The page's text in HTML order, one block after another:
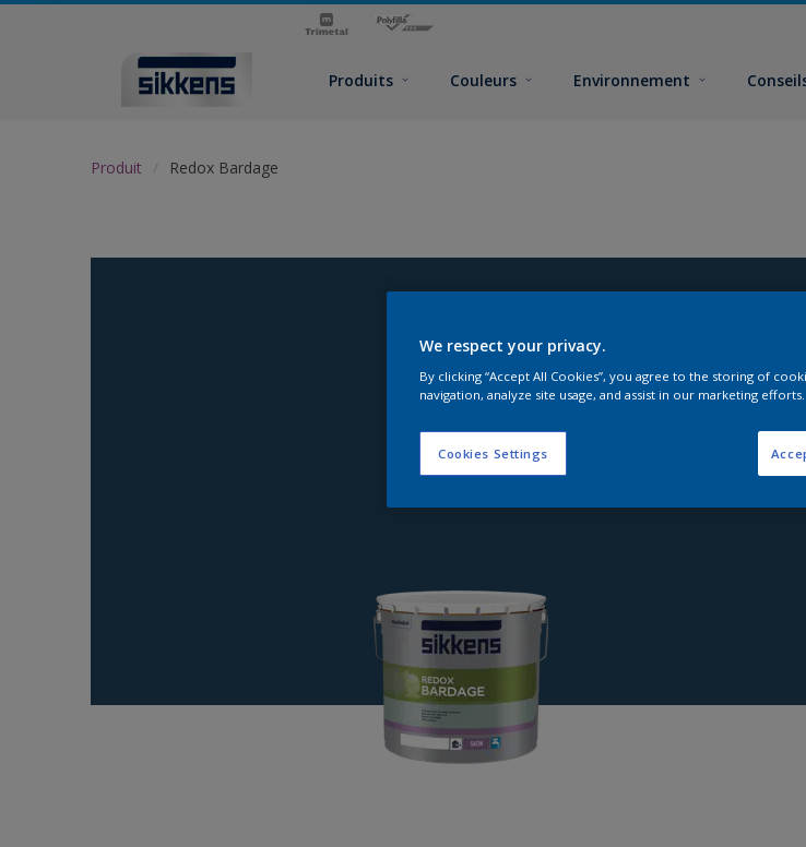
Produits Couleurs Environnement
Produit Redox Bardage
We respect your privacy.
By clicking “Accept All Cookies”, you agree to the storing of
navigation, analyze site usage, and assist in our marketing efforts.
Cookies Settings